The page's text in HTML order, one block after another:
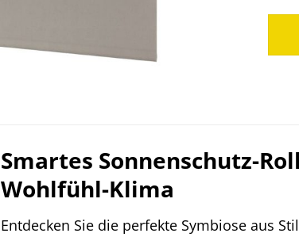
Smartes Sonnenschutz-
Wohlfühl-Klima
Entdecken Sie die perfekte Symbiose aus